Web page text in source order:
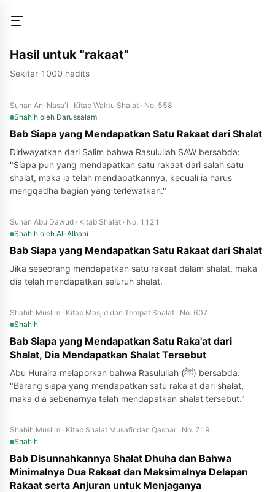
Hasil untuk "rakaat"
Sekitar 1000 hadits
Sunan An-Nasa'i · Kitab Waktu Shalat · No. 558
Shahih oleh Darussalam
Bab Siapa yang Mendapatkan Satu Rakaat dari Shalat
Diriwayatkan dari Salim bahwa Rasulullah SAW bersabda:
"Siapa pun yang mendapatkan satu rakaat dari salah satu
shalat, maka ia telah mendapatkannya, kecuali ia harus
mengqadha bagian yang terlewatkan."
Sunan Abu Dawud · Kitab Shalat · No. 1121
Shahih oleh Al-Albani
Bab Siapa yang Mendapatkan Satu Rakaat dari Shalat
Jika seseorang mendapatkan satu rakaat dalam shalat, maka
dia telah mendapatkan seluruh shalat.
Shahih Muslim · Kitab Masjid dan Tempat Shalat · No. 607
Shahih
Bab Siapa yang Mendapatkan Satu Raka'at dari
Shalat, Dia Mendapatkan Shalat Tersebut
Abu Huraira melaporkan bahwa Rasulullah (ﷺ) bersabda:
"Barang siapa yang mendapatkan satu raka'at dari shalat,
maka dia sebenarnya telah mendapatkan shalat tersebut."
Shahih Muslim · Kitab Shalat Musafir dan Qashar · No. 719
Shahih
Bab Disunnahkannya Shalat Dhuha dan Bahwa
Minimalnya Dua Rakaat dan Maksimalnya Delapan
Rakaat serta Anjuran untuk Menjaganya